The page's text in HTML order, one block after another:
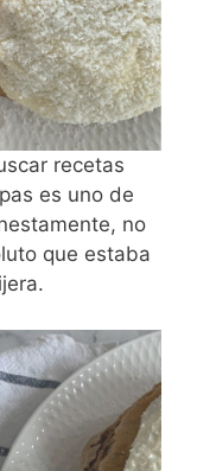
recetas
es uno de
no
que estaba